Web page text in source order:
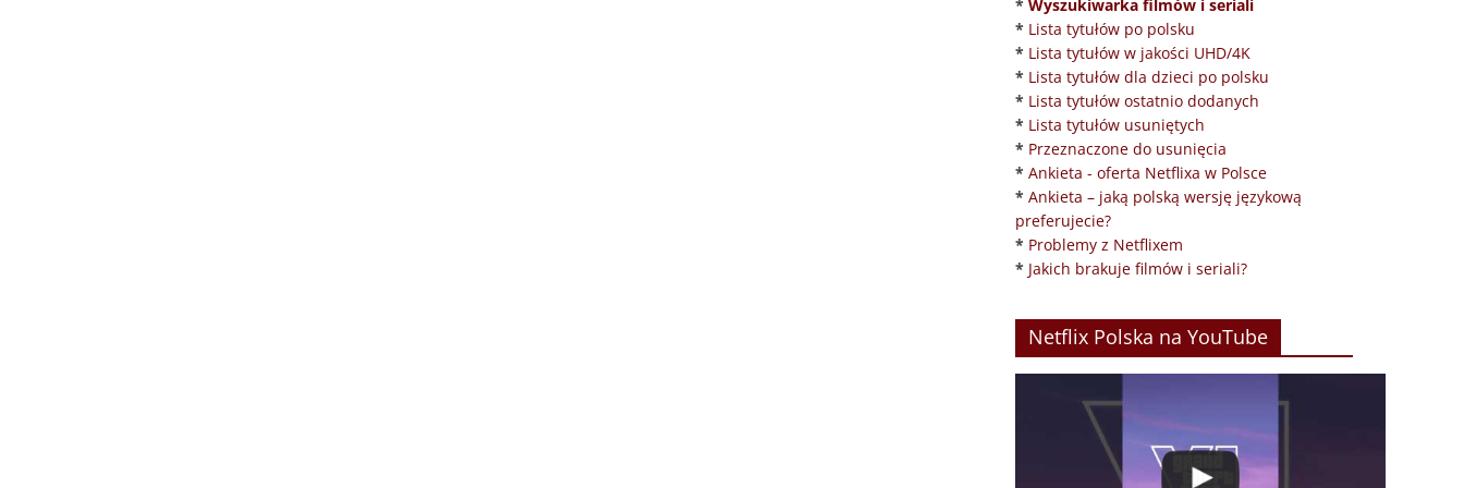
* Wyszukiwarka filmów i seriali
* Lista tytułów po polsku
* Lista tytułów w jakości UHD/4K
* Lista tytułów dla dzieci po polsku
* Lista tytułów ostatnio dodanych
* Lista tytułów usuniętych
* Przeznaczone do usunięcia
* Ankieta - oferta Netflixa w Polsce
* Ankieta – jaką polską wersję językową
preferujecie?
* Problemy z Netflixem
* Jakich brakuje filmów i seriali?
Netflix Polska na YouTube